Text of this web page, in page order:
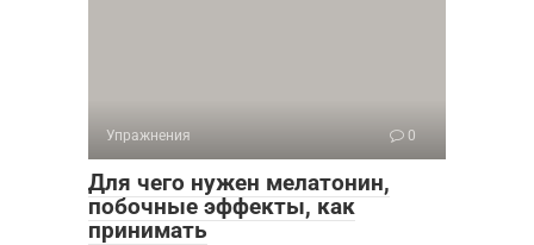
Упражнения 0
Для чего нужен мелатонин,
побочные эффекты, как
принимать